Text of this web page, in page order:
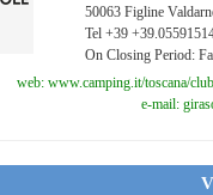
50063 Figline
Tel +39
On Closing Period:
web: www.camping.it/toscana/
e-mail: